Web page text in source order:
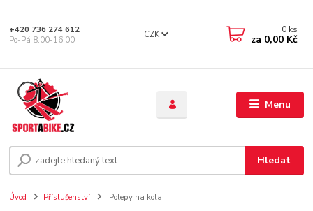
Menu
CZK
Hledat
+420 736 274 612
Po-Pá 8.00-16.00
0 ks
za 0,00 Kč
Úvod Příslušenství Polepy na kola